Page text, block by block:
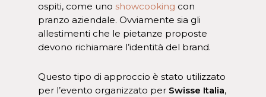
ospiti, come uno showcooking con
pranzo aziendale. Ovviamente sia gli
allestimenti che le pietanze proposte
devono richiamare l’identità del brand.
Questo tipo di approccio è stato utilizzato
per l’evento organizzato per Swisse Italia,